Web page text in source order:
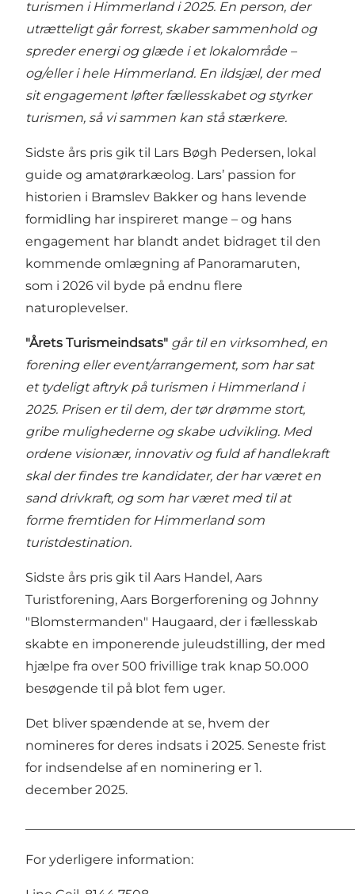
turismen i Himmerland i 2025. En person, der
utrætteligt går forrest, skaber sammenhold og
spreder energi og glæde i et lokalområde –
og/eller i hele Himmerland. En ildsjæl, der med
sit engagement løfter fællesskabet og styrker
turismen, så vi sammen kan stå stærkere.
Sidste års pris gik til Lars Bøgh Pedersen, lokal
guide og amatørarkæolog. Lars’ passion for
historien i Bramslev Bakker og hans levende
formidling har inspireret mange – og hans
engagement har blandt andet bidraget til den
kommende omlægning af Panoramaruten,
som i 2026 vil byde på endnu flere
naturoplevelser.
"Årets Turismeindsats" går til en virksomhed, en
forening eller event/arrangement, som har sat
et tydeligt aftryk på turismen i Himmerland i
2025. Prisen er til dem, der tør drømme stort,
gribe mulighederne og skabe udvikling. Med
ordene visionær, innovativ og fuld af handlekraft
skal der findes tre kandidater, der har været en
sand drivkraft, og som har været med til at
forme fremtiden for Himmerland som
turistdestination.
Sidste års pris gik til Aars Handel, Aars
Turistforening, Aars Borgerforening og Johnny
"Blomstermanden" Haugaard, der i fællesskab
skabte en imponerende juleudstilling, der med
hjælpe fra over 500 frivillige trak knap 50.000
besøgende til på blot fem uger.
Det bliver spændende at se, hvem der
nomineres for deres indsats i 2025. Seneste frist
for indsendelse af en nominering er 1.
december 2025.
For yderligere information: